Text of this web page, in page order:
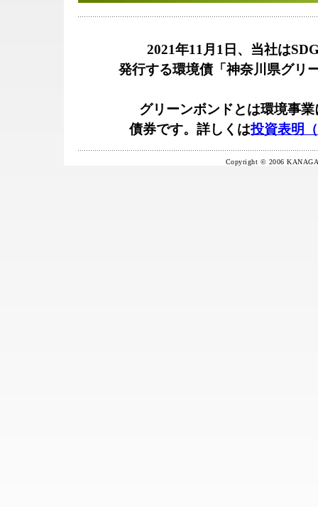
2021年11月1日、当社は
発行する環境債「神奈川県グリ
グリーンボンドとは環境事
債券です。詳しくは投資表明
Copyright © 2006